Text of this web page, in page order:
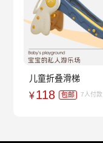
儿童折叠滑梯
¥ 118 包邮 7人付款